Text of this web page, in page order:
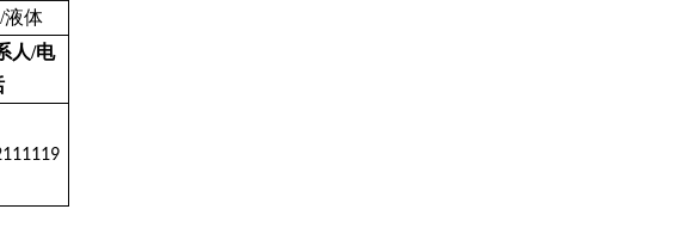
液体
人/电